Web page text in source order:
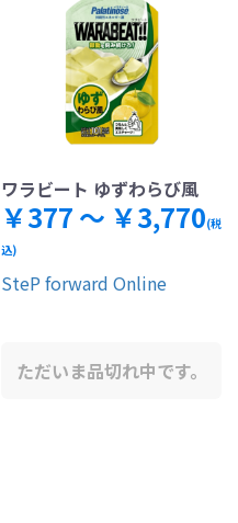
ワラビート ゆずわらび風
￥377 ～ ￥3,770(税
込)
SteP forward Online
ただいま品切れ中です。